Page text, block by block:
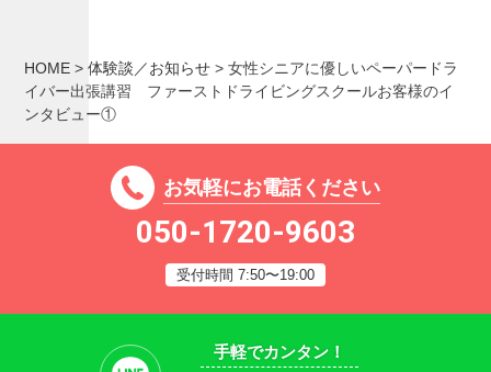
HOME >体験談／お知らせ >女性シニアに優しいペーパードラ
イバー出張講習 ファーストドライビングスクールお客様のイ
ンタビュー①
お気軽にお電話ください
050-1720-9603
受付時間 7:50〜19:00
手軽でカンタン！